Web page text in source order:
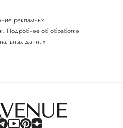
рекламных
Подробнее об обработке
данных